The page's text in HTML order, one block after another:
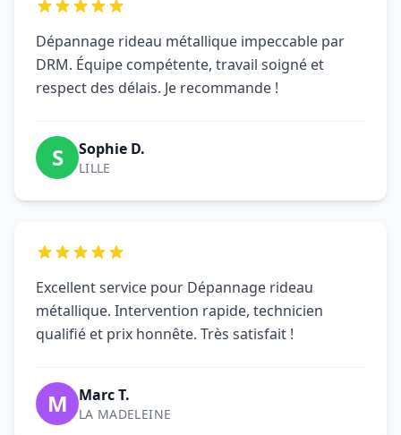
Dépannage rideau métallique impeccable par
DRM. Équipe compétente, travail soigné et
respect des délais. Je recommande !
S Sophie D.
LILLE
Excellent service pour Dépannage rideau
métallique. Intervention rapide, technicien
qualifié et prix honnête. Très satisfait !
M Marc T.
LA MADELEINE